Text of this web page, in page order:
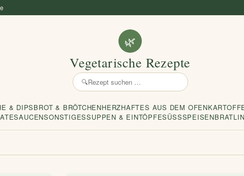
🌿
Vegetarische Rezepte
🔍
Rezept
& DIPSBROT & BRÖTCHENHERZHAFTES AUS DEM OFEN
SAUCENSONSTIGESSUPPEN & EINTÖPFESÜSSSPEISEN